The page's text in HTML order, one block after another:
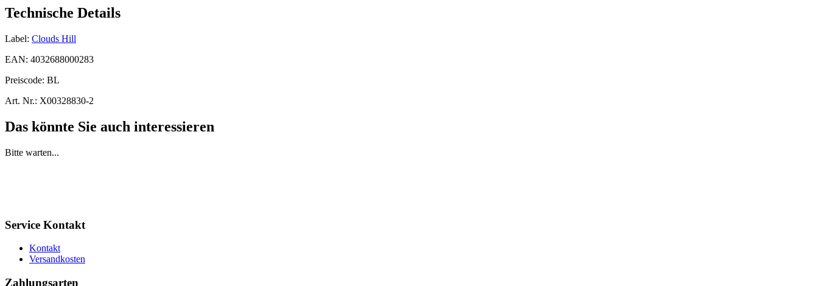
Technische Details
Label: Clouds Hill
EAN: 4032688000283
Preiscode: BL
Art. Nr.: X00328830-2
Das könnte Sie auch interessieren
Bitte warten...
Service Kontakt
Kontakt
Versandkosten
Zahlungsarten